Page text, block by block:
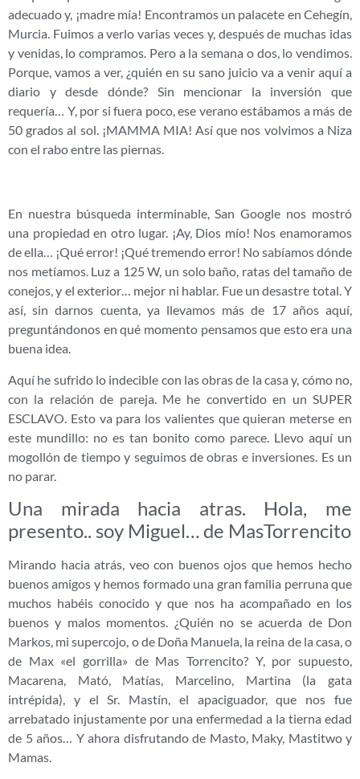
adecuado y, ¡madre mía! Encontramos un palacete en Cehegín,
Murcia. Fuimos a verlo varias veces y, después de muchas idas
y venidas, lo compramos. Pero a la semana o dos, lo vendimos.
Porque, vamos a ver, ¿quién en su sano juicio va a venir aquí a
diario y desde dónde? Sin mencionar la inversión que
requería… Y, por si fuera poco, ese verano estábamos a más de
50 grados al sol. ¡MAMMA MIA! Así que nos volvimos a Niza
con el rabo entre las piernas.
En nuestra búsqueda interminable, San Google nos mostró
una propiedad en otro lugar. ¡Ay, Dios mío! Nos enamoramos
de ella… ¡Qué error! ¡Qué tremendo error! No sabíamos dónde
nos metíamos. Luz a 125 W, un solo baño, ratas del tamaño de
conejos, y el exterior… mejor ni hablar. Fue un desastre total. Y
así, sin darnos cuenta, ya llevamos más de 17 años aquí,
preguntándonos en qué momento pensamos que esto era una
buena idea.
Aquí he sufrido lo indecible con las obras de la casa y, cómo no,
con la relación de pareja. Me he convertido en un SUPER
ESCLAVO. Esto va para los valientes que quieran meterse en
este mundillo: no es tan bonito como parece. Llevo aquí un
mogollón de tiempo y seguimos de obras e inversiones. Es un
no parar.
Una mirada hacia atras. Hola, me
presento.. soy Miguel… de MasTorrencito
Mirando hacia atrás, veo con buenos ojos que hemos hecho
buenos amigos y hemos formado una gran familia perruna que
muchos habéis conocido y que nos ha acompañado en los
buenos y malos momentos. ¿Quién no se acuerda de Don
Markos, mi supercojo, o de Doña Manuela, la reina de la casa, o
de Max «el gorrilla» de Mas Torrencito? Y, por supuesto,
Macarena, Mató, Matías, Marcelino, Martina (la gata
intrépida), y el Sr. Mastín, el apaciguador, que nos fue
arrebatado injustamente por una enfermedad a la tierna edad
de 5 años… Y ahora disfrutando de Masto, Maky, Mastitwo y
Mamas.